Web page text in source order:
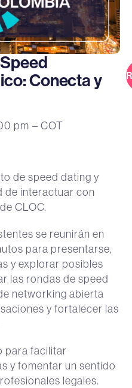
Conecta y
pm – COT
de speed dating y
de interactuar con
CLOC.
se reunirán en
para presentarse,
y explorar posibles
las rondas de speed
networking abierta
y fortalecer las
para facilitar
y fomentar un sentido
legales.